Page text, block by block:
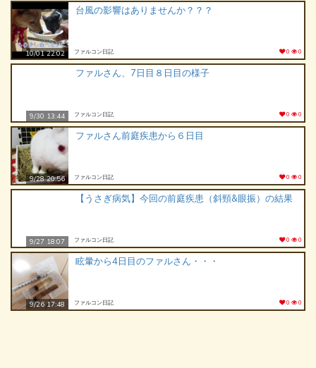
10/01 22:02
台風の影響はありませんか？？？
ファルコン日記 0 0
9/30 13:44
ファルさん、7日目８日目の様子
ファルコン日記 0 0
9/28 20:56
ファルさん前庭疾患から６日目
ファルコン日記 0 0
9/27 18:07
【うさぎ病気】今回の前庭疾患（斜頸&眼振）の結果
ファルコン日記 0 0
9/26 17:48
眩暈から4日目のファルさん・・・
ファルコン日記 0 0